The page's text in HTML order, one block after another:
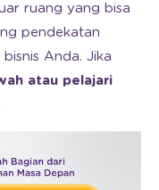
ruang yang bisa
pendekatan
Anda. Jika
atau pelajari